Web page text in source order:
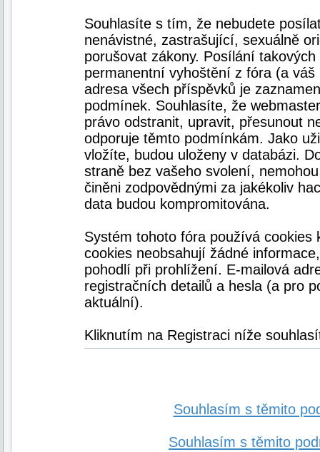
Souhlasíte s tím, že nebudete
nenávistné, zastrašující, sexuálně
porušovat zákony. Posílání
permanentní vyhoštění z fóra (a
adresa všech příspěvků je
podmínek. Souhlasíte, že
právo odstranit, upravit, přesunout
odporuje těmto podmínkám. Jako
vložíte, budou uloženy v databázi.
straně bez vašeho svolení,
činěni zodpovědnými za jakékoliv
data budou kompromitována.
Systém tohoto fóra používá
cookies neobsahují žádné
pohodlí při prohlížení. E-mailová
registračních detailů a hesla (a pro
aktuální).
Kliknutím na Registraci níže
Souhlasím s těmito
Souhlasím s těmito